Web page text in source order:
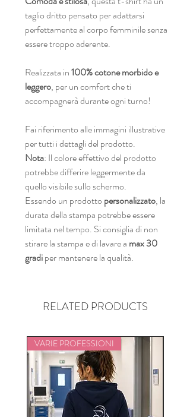
taglio dritto pensato per adattarsi
perfettamente al corpo femminile senza
essere troppo aderente.
Realizzata in100% cotone morbido e
leggero, per un comfort che ti
accompagnerà durante ogni turno!
Fai riferimento alle immagini illustrative
per tutti i dettagli del prodotto.
Nota: Il colore effettivo del prodotto
potrebbe differire leggermente da
quello visibile sullo schermo.
Essendo un prodotto personalizzato, la
durata della stampa potrebbe essere
limitata nel tempo. Si consiglia di non
stirare la stampa e di lavare a max 30
gradiper mantenere la qualità.
RELATED PRODUCTS
VARIE PROFESSIONI